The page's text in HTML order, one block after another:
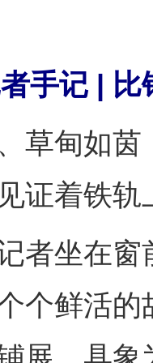
手记 | 比
甸如茵
证着铁
坐在窗
个鲜活的